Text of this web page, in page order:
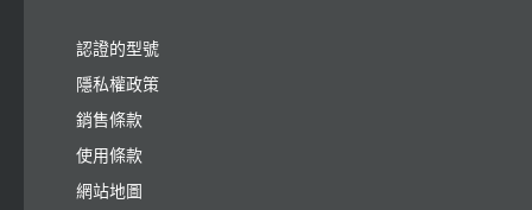
認證的型號
隱私權政策
銷售條款
使用條款
網站地圖